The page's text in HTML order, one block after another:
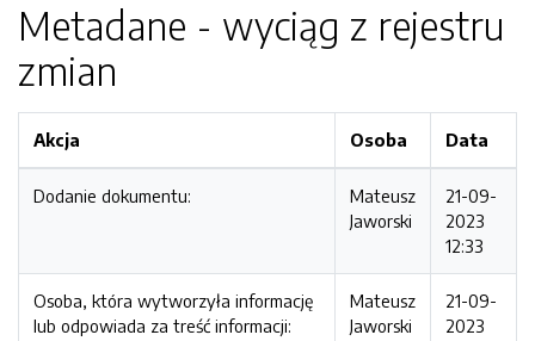
Metadane - wyciąg z rejestru
zmian
Akcja Osoba Data
Dodanie dokumentu:
Mateusz
Jaworski
21-09-
2023
12:33
Osoba, która wytworzyła informację
lub odpowiada za treść informacji:
Mateusz
Jaworski
21-09-
2023